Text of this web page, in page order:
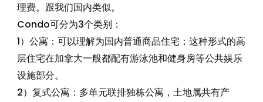
理费。跟我们国内类似。
Condo可分为3个类别：
1）公寓：可以理解为国内普通商品住宅；这种形式的高
层住宅在加拿大一般都配有游泳池和健身房等公共娱乐
设施部分。
2）复式公寓：多单元联排独栋公寓，土地属共有产